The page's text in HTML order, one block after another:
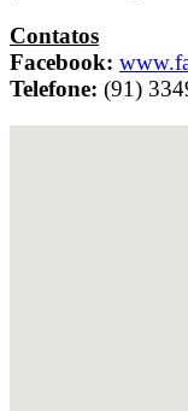
Contatos
Facebook:
Telefone: (91)